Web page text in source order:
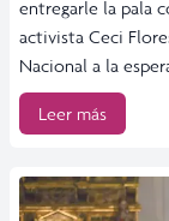
entregarle la pala
activista Ceci
Nacional a la
Leer más